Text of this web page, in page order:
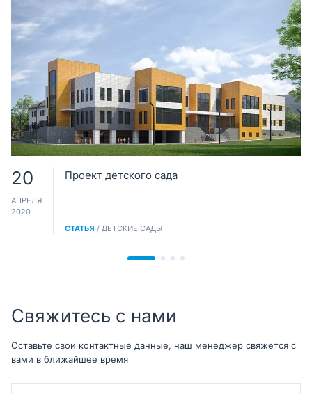
20
АПРЕЛЯ
2020
Проект детского сада
СТАТЬЯ / ДЕТСКИЕ САДЫ
Свяжитесь с нами
Оставьте свои контактные данные, наш менеджер свяжется с
вами в ближайшее время